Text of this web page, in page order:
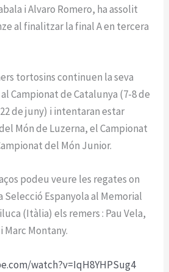
i Alvaro Romero, ha assolit
al finalitzar la final A en tercera
tortosins continuen la seva
Campionat de Catalunya (7-8 de
de juny) i intentaran estar
Món de Luzerna, el Campionat
del Món Junior.
podeu veure les regates on
Espanyola al Memorial
(Itàlia) els remers : Pau Vela,
Marc Montany.
watch?v=IqH8YHPSug4